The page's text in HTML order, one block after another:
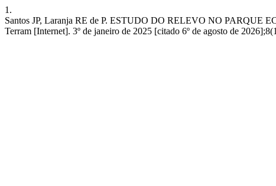
1.
Santos JP, Laranja RE de P. ESTUDO DO RELEVO NO
Terram [Internet]. 3º de janeiro de 2025 [citado 6º de agosto de